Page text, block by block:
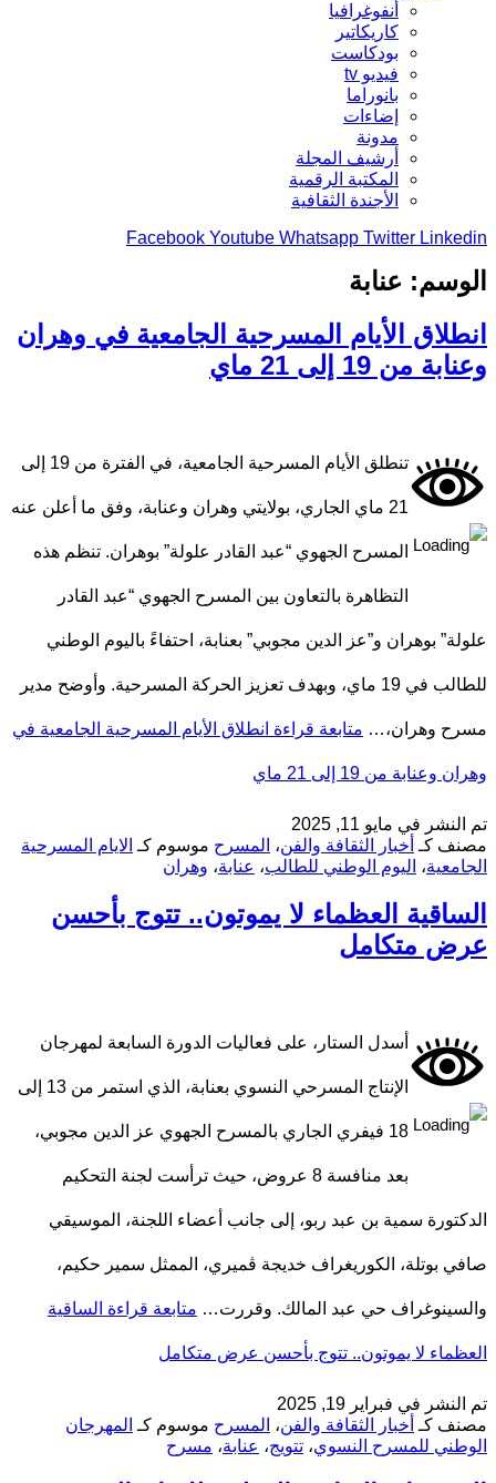
أنفوغرافيا
كاريكاتير
بودكاست
فيديو tv
بانوراما
إضاءات
مدونة
أرشيف المجلة
المكتبة الرقمية
الأجندة الثقافية
Facebook Youtube Whatsapp Twitter Linkedin
الوسم: عنابة
انطلاق الأيام المسرحية الجامعية في وهران
وعنابة من 19 إلى 21 ماي
تنطلق الأيام المسرحية الجامعية، في الفترة من 19 إلى
21 ماي الجاري، بولايتي وهران وعنابة، وفق ما أعلن عنه
المسرح الجهوي “عبد القادر علولة” بوهران. تنظم هذه
التظاهرة بالتعاون بين المسرح الجهوي “عبد القادر
علولة” بوهران و”عز الدين مجوبي” بعنابة، احتفاءً باليوم الوطني
للطالب في 19 ماي، وبهدف تعزيز الحركة المسرحية. وأوضح مدير
مسرح وهران،… متابعة قراءة انطلاق الأيام المسرحية الجامعية في
وهران وعنابة من 19 إلى 21 ماي
تم النشر في مايو 11, 2025
مصنف كـ أخبار الثقافة والفن، المسرح موسوم كـ الايام المسرحية
الجامعية، اليوم الوطني للطالب، عنابة، وهران
الساقية العظماء لا يموتون.. تتوج بأحسن
عرض متكامل
أسدل الستار، على فعاليات الدورة السابعة لمهرجان
الإنتاج المسرحي النسوي بعنابة، الذي استمر من 13 إلى
18 فيفري الجاري بالمسرح الجهوي عز الدين مجوبي،
بعد منافسة 8 عروض، حيث ترأست لجنة التحكيم
الدكتورة سمية بن عبد ربو، إلى جانب أعضاء اللجنة، الموسيقي
صافي بوتلة، الكوريغراف خديجة ڨميري، الممثل سمير حكيم،
والسينوغراف حي عبد المالك. وقررت… متابعة قراءة الساقية
العظماء لا يموتون.. تتوج بأحسن عرض متكامل
تم النشر في فبراير 19, 2025
مصنف كـ أخبار الثقافة والفن، المسرح موسوم كـ المهرجان
الوطني للمسرح النسوي، تتويج، عنابة، مسرح